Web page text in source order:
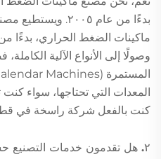
بدءًا من عام ٢٠٠٥.
ماكينات الضغط الحراري، بدءًا من
وصولًا إلى الأنواع الآلية
المعدات التي تحتاجها، سواء
كنت بالفعل شركة راسخة في